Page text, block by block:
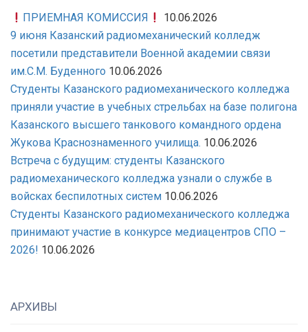
ПРИЕМНАЯ КОМИССИЯ
10.06.2026
9 июня Казанский радиомеханический колледж
посетили представители Военной академии связи
им.С.М. Буденного 10.06.2026
Студенты Казанского радиомеханического колледжа
приняли участие в учебных стрельбах на базе полигона
Казанского высшего танкового командного ордена
Жукова Краснознаменного училища. 10.06.2026
Встреча с будущим: студенты Казанского
радиомеханического колледжа узнали о службе в
войсках беспилотных систем 10.06.2026
Студенты Казанского радиомеханического колледжа
принимают участие в конкурсе медиацентров СПО –
2026! 10.06.2026
АРХИВЫ